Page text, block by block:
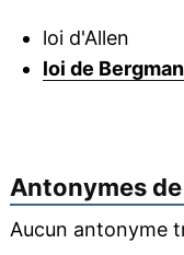
loi d'Allen
loi de
Antonymes de
Aucun antonyme